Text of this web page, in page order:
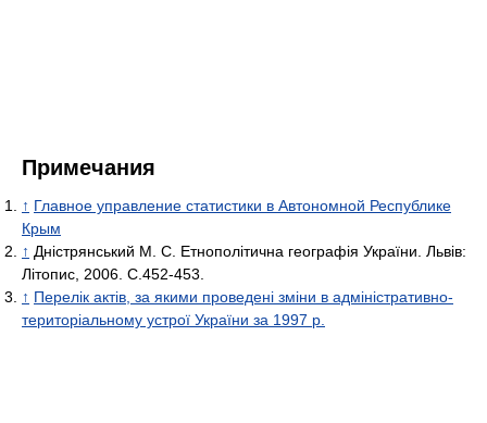
Примечания
↑ Главное управление статистики в Автономной Республике
Крым
↑ Дністрянський М. С. Етнополітична географія України. Львів:
Літопис, 2006. С.452-453.
↑ Перелік актів, за якими проведені зміни в адміністративно-
територіальному устрої України за 1997 р.